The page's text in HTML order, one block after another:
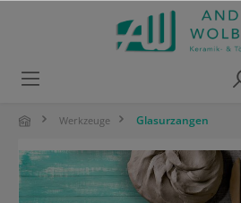
Werkzeuge Glasurzangen